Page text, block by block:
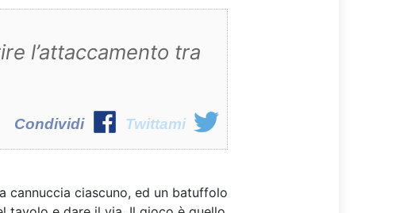
l’attaccamento tra
Twittami
Condividi
cannuccia ciascuno, ed un batuffolo